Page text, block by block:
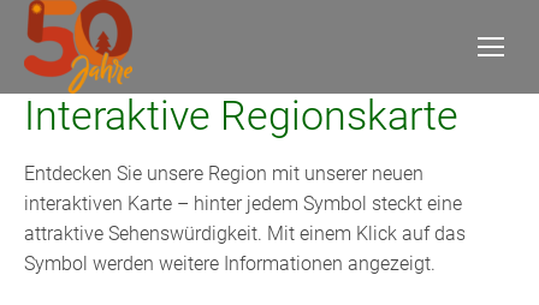
Interaktive Regionskarte
Entdecken Sie unsere Region mit unserer neuen
interaktiven Karte – hinter jedem Symbol steckt eine
attraktive Sehenswürdigkeit. Mit einem Klick auf das
Symbol werden weitere Informationen angezeigt.